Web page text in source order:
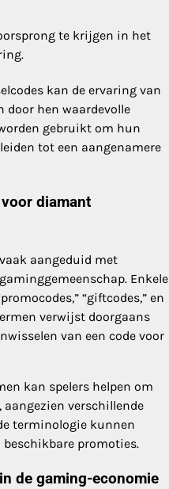
te krijgen in het
kan de ervaring van
door hen waardevolle
gebruikt om hun
tot een aangenamere
diamant
aangeduid met
Enkele
“giftcodes,” en
verwijst doorgaans
van een code voor
kan spelers helpen om
aangezien verschillende
terminologie kunnen
promoties.
de gaming-economie